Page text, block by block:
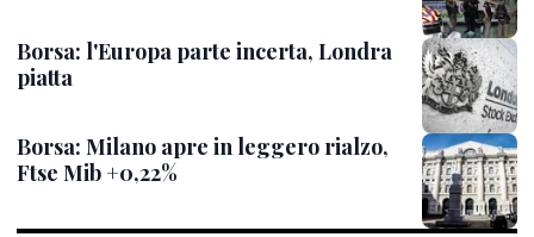
Borsa: l'Europa parte incerta, Londra
piatta
Borsa: Milano apre in leggero rialzo,
Ftse Mib +0,22%